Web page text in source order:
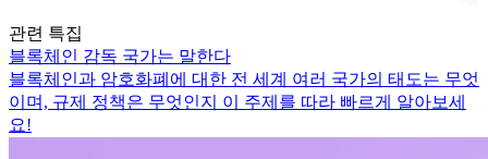
관련 특집
블록체인 감독 국가는 말한다
블록체인과 암호화폐에 대한 전 세계 여러 국가의 태도는 무엇
이며, 규제 정책은 무엇인지 이 주제를 따라 빠르게 알아보세
요!